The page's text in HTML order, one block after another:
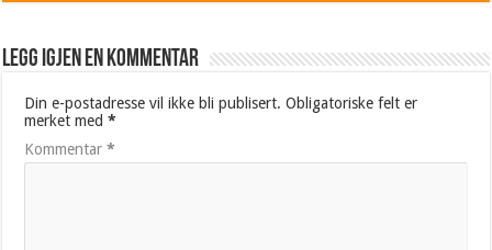
Legg igjen en kommentar
Din e-postadresse vil ikke bli publisert. Obligatoriske felt er
merket med*
Kommentar*